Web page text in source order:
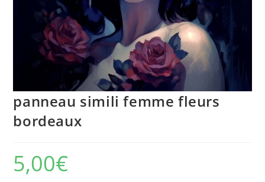
panneau simili femme fleurs
bordeaux
5,00€